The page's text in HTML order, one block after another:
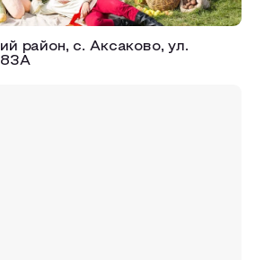
район, с. Аксаково, ул.
83А